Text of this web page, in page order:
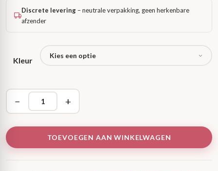
Discrete levering – neutrale verpakking, geen herkenbare
afzender
Kleur
− +
TOEVOEGEN AAN WINKELWAGEN